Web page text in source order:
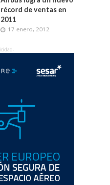
récord de ventas en
2011
17 enero, 2012